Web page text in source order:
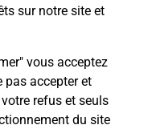
sur notre site et
vous acceptez
pas accepter et
refus et seuls
du site